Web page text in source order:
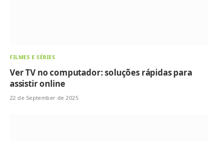
FILMES E SÉRIES
Ver TV no computador: soluções rápidas para
assistir online
22 de September de 2025